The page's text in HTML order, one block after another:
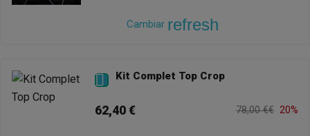
Cambiar refresh
 Kit Complet Top Crop
62,40 € 78,00 €€ 20%